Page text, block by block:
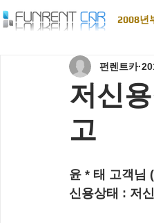
2008년
저신
고
펀렌트카
윤 * 태 고객님
신용상태 : 저